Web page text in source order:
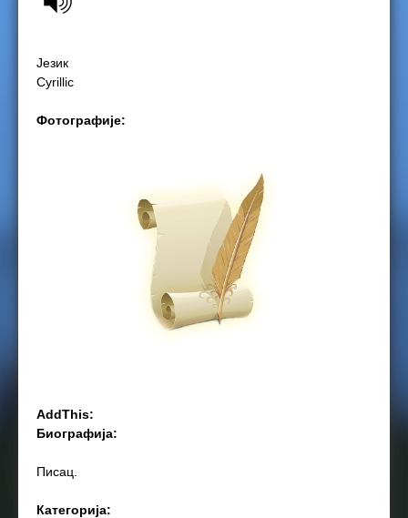
e
Језик
Cyrillic
Фотографије:
AddThis:
Биографија:
Писац.
Категорија: